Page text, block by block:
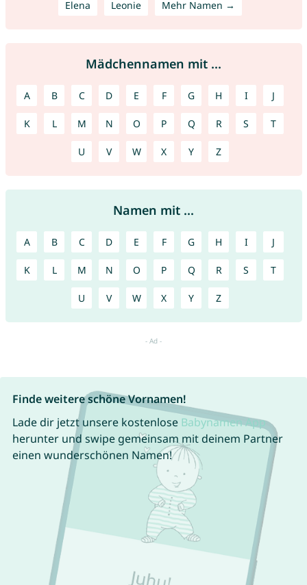
Elena Leonie Mehr Namen →
Mädchennamen mit ...
A B C D E F G H I J
K L M N O P Q R S T
U V W X Y Z
Namen mit ...
A B C D E F G H I J
K L M N O P Q R S T
U V W X Y Z
Finde weitere schöne Vornamen!
Lade dir jetzt unsere kostenlose Babynamen App
herunter und swipe gemeinsam mit deinem Partner
einen wunderschönen Namen!